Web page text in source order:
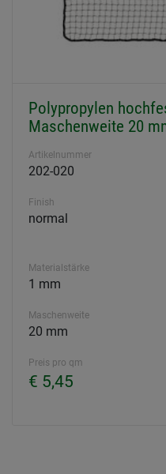
Polypropylen
Maschenweite 20
Artikelnummer
202-020
Finish
normal
Materialstärke
1 mm
Maschenweite
20 mm
Preis pro qm
€ 5,45